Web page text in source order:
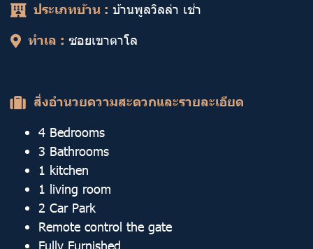
ประเภทบ้าน : บ้านพูลวิลล่า เช่า
ทำเล : ซอยเขาตาโล
สิ่งอำนวยความสะดวกและรายละเอียด
4 Bedrooms
3 Bathrooms
1 kitchen
1 living room
2 Car Park
Remote control the gate
Fully Furnished